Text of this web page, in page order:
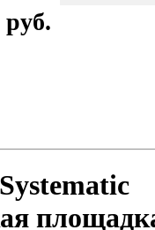
руб.